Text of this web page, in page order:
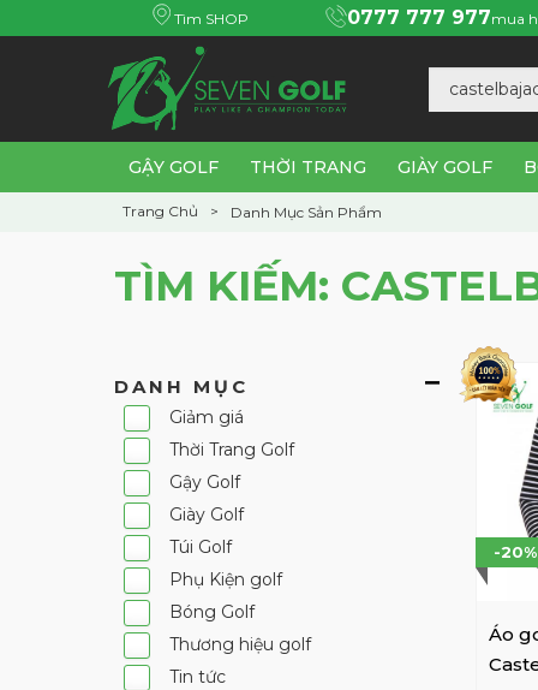
Tìm SHOP 0777 777 977mua
GẬY GOLF THỜI TRANG GIÀY GOLF
Trang Chủ Danh Mục Sản Phẩm
TÌM KIẾM:
DANH MỤC
Giảm giá
Thời Trang Golf
Gậy Golf
Giày Golf
Túi Golf
Phụ Kiện golf
Bóng Golf
Thương hiệu golf
Tin tức
Áo
-20%